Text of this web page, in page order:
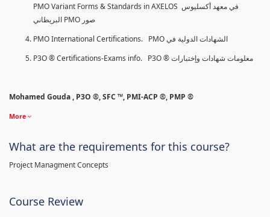
PMO Variant Forms & Standards in AXELOS في معهد أكسليوس
البريطاني PMO صور
PMO International Certifications. PMO الشهادات الدولية في
P3O ® Certifications-Exams info. P3O ® معلومات شهادات وإختبارات
Mohamed Gouda , P3O ®, SFC ™, PMI-ACP ®, PMP ®
More
What are the requirements for this course?
Project Managment Concepts
Course Review